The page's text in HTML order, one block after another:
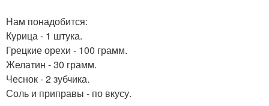
Нам понадобится:
Курица - 1 штука.
Грецкие орехи - 100 грамм.
Желатин - 30 грамм.
Чеснок - 2 зубчика.
Соль и приправы - по вкусу.